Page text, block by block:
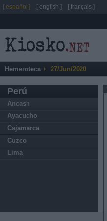
Hemeroteca 27/Jun/2020
Perú
Ancash
Ayacucho
Cajamarca
Cuzco
Lima
[ español ] [ english ] [ français ]